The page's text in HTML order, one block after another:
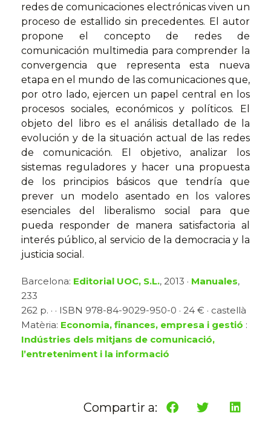
redes de comunicaciones electrónicas viven un
proceso de estallido sin precedentes. El autor
propone el concepto de redes de
comunicación multimedia para comprender la
convergencia que representa esta nueva
etapa en el mundo de las comunicaciones que,
por otro lado, ejercen un papel central en los
procesos sociales, económicos y políticos. El
objeto del libro es el análisis detallado de la
evolución y de la situación actual de las redes
de comunicación. El objetivo, analizar los
sistemas reguladores y hacer una propuesta
de los principios básicos que tendría que
prever un modelo asentado en los valores
esenciales del liberalismo social para que
pueda responder de manera satisfactoria al
interés público, al servicio de la democracia y la
justicia social.
Barcelona: Editorial UOC, S.L., 2013 · Manuales,
233
262 p. · · ISBN 978-84-9029-950-0 · 24 € · castellà
Matèria: Economia, finances, empresa i gestió :
Indústries dels mitjans de comunicació,
l’entreteniment i la informació
Compartir a: